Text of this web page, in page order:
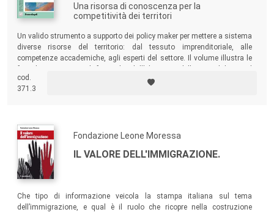
Una risorsa di conoscenza per la
competitività dei territori
Un valido strumento a supporto dei policy maker per mettere a sistema
diverse risorse del territorio: dal tessuto imprenditoriale, alle
competenze accademiche, agli esperti del settore. Il volume illustra le
coordinamento degli esperti e alla valutazione delle considerazioni
finali, riportando un caso applicato al settore nautico diportistico.
cod.
371.3
Fondazione Leone Moressa
IL VALORE DELL'IMMIGRAZIONE.
Che tipo di informazione veicola la stampa italiana sul tema
dell’immigrazione, e qual è il ruolo che ricopre nella costruzione